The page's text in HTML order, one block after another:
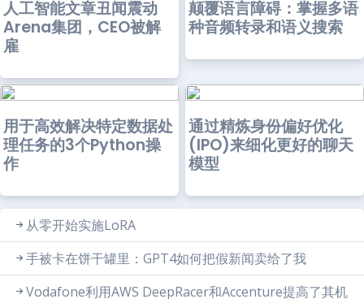
人工智能文章丑闻震动
Arena集团，CEO被解
雇
颠覆语言障碍：掌握多语
种音频转录和语义搜索
用于高效解决特定数据处
理任务的3个Python操
作
通过精炼身份偏好优化
(IPO)来细化更好的聊天
模型
从零开始实施LoRA
手被卡在饼干罐里：GPT4如何把假新闻卖给了我
Vodafone利用AWS DeepRacer和Accenture提高了其机